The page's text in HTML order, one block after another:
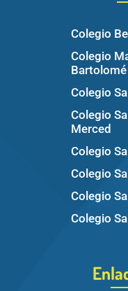
Colegio
Colegio
Bartolomé
Colegio
Colegio
Merced
Colegio
Colegio
Colegio
Colegio